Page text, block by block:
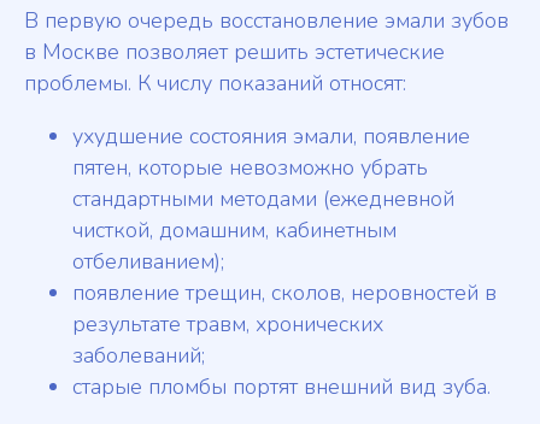
В первую очередь восстановление эмали зубов
в Москве позволяет решить эстетические
проблемы. К числу показаний относят:
ухудшение состояния эмали, появление
пятен, которые невозможно убрать
стандартными методами (ежедневной
чисткой, домашним, кабинетным
отбеливанием);
появление трещин, сколов, неровностей в
результате травм, хронических
заболеваний;
старые пломбы портят внешний вид зуба.